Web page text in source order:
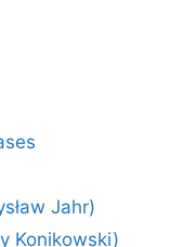
Jahr)
Konikowski)